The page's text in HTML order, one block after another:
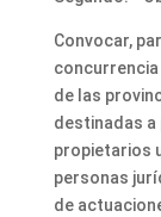
Convocar,
concurrencia
de las
destinadas
propietarios
personas
de